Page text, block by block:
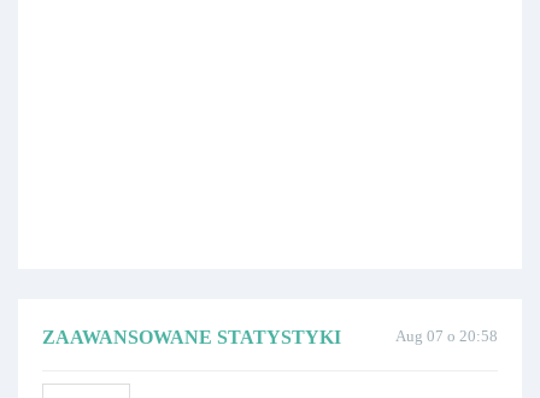
Aug 07 o 20:58
ZAAWANSOWANE STATYSTYKI